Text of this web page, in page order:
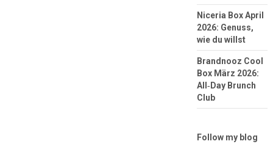
Niceria Box April
2026: Genuss,
wie du willst
Brandnooz Cool
Box März 2026:
All‑Day Brunch
Club
Follow my blog